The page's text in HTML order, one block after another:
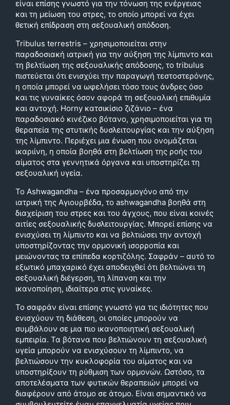
είναι επίσης γνωστό για την τόνωση της ενέργειας
και τη μείωση του στρες, το οποίο μπορεί να έχει
θετική επίδραση στη σεξουαλική απόδοση.
Tribulus terrestris – χρησιμοποιείται στην
παραδοσιακή ιατρική για την αύξηση της λίμπιντο και
τη βελτίωση της σεξουαλικής απόδοσης, το tribulus
πιστεύεται ότι ενισχύει την παραγωγή τεστοστερόνης,
η οποία μπορεί να ωφελήσει τόσο τους άνδρες όσο
και τις γυναίκες όσον αφορά τη σεξουαλική επιθυμία
και αντοχή. Horny κατσικίσιο ζιζάνιο – ένα
παραδοσιακό κινέζικο βότανο, χρησιμοποιείται για τη
θεραπεία της στυτικής δυσλειτουργίας και την αύξηση
της λίμπιντο. Περιέχει μια ένωση που ονομάζεται
ικαριίνη, η οποία βοηθά στη βελτίωση της ροής του
αίματος στα γεννητικά όργανα και υποστηρίζει τη
σεξουαλική υγεία.
Το Ashwagandha – ένα προσαρμογόνο από την
ιατρική της Αγιουρβέδα, το ashwagandha βοηθά στη
διαχείριση του στρες και του άγχους, που είναι κοινές
αιτίες σεξουαλικής δυσλειτουργίας. Μπορεί επίσης να
ενισχύσει τη λίμπιντο και να βελτιώσει την αντοχή
υποστηρίζοντας την ορμονική ισορροπία και
μειώνοντας τα επίπεδα κορτιζόλης. Σαφράν – αυτό το
εξωτικό μπαχαρικό έχει αποδειχθεί ότι βελτιώνει τη
σεξουαλική διέγερση, τη λίπανση και την
ικανοποίηση, ιδιαίτερα στις γυναίκες.
Το σαφράν είναι επίσης γνωστό για τις ιδιότητες που
ενισχύουν τη διάθεση, οι οποίες μπορούν να
συμβάλουν σε μια πιο ικανοποιητική σεξουαλική
εμπειρία. Τα βότανα που βελτιώνουν τη σεξουαλική
υγεία μπορούν να ενισχύσουν τη λίμπιντο, να
βελτιώσουν την κυκλοφορία του αίματος και να
υποστηρίξουν τη ρύθμιση των ορμονών. Ωστόσο, τα
αποτελέσματα των φυτικών θεραπειών μπορεί να
διαφέρουν από άτομο σε άτομο. Είναι σημαντικό να